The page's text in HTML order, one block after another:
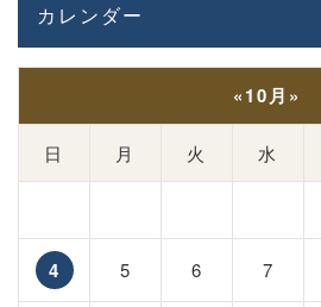
カレンダー
«10月 »
日 月 火 水
4 5 6 7